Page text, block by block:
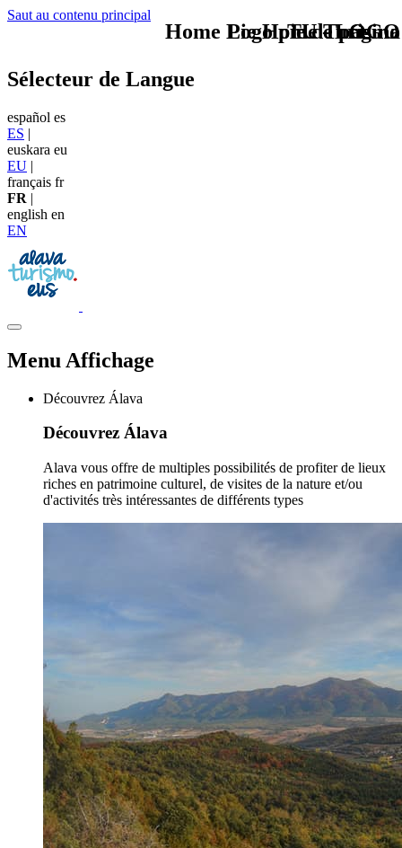
Saut au contenu principal
TU - LOGO
Sélecteur de Langue
español es
ES |
euskara eu
EU |
français fr
FR |
english en
EN
Menu Affichage
Découvrez Álava
Découvrez Álava
Alava vous offre de multiples possibilités de profiter de lieux
riches en patrimoine culturel, de visites de la nature et/ou
d'activités très intéressantes de différents types
Home Logo pie de página
Pie Home Turismo